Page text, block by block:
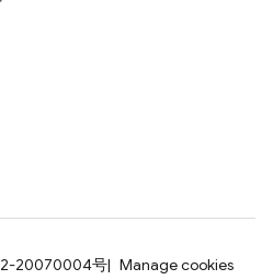
20070004号 Manage cookies